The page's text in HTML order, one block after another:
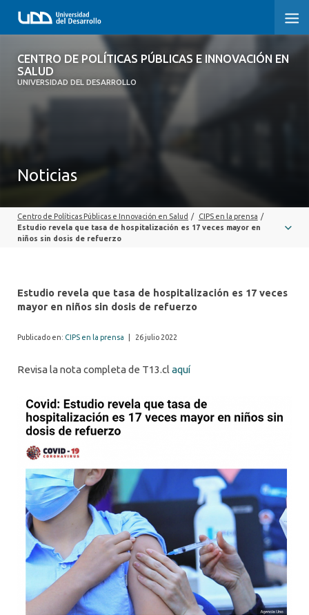
CENTRO DE POLÍTICAS PÚBLICAS E INNOVACIÓN EN
SALUD
UNIVERSIDAD DEL DESARROLLO
CENTRO DE POLÍTICAS PÚBLICAS E
INNOVACIÓN EN SALUD
QUIÉNES SOMOS
SEMINARIOS, CHARLAS U OTROS
COMUNIDAD CIPS
Noticias
Centro de Políticas Públicas e Innovación en Salud / CIPS en la prensa /
Estudio revela que tasa de hospitalización es 17 veces mayor en
niños sin dosis de refuerzo
Estudio revela que tasa de hospitalización es 17 veces
mayor en niños sin dosis de refuerzo
Publicado en: CIPS en la prensa 26 julio 2022
Revisa la nota completa de T13.cl aquí